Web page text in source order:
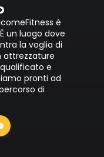
è
un luogo dove
la voglia di
attrezzature
e
pronti ad
di